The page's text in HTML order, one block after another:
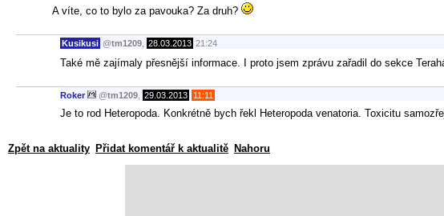
A víte, co to bylo za pavouka? Za druh?
Kusikusi @tm1209 28.03.2013 21:24
Také mě zajímaly přesnější informace. I proto jsem zprávu zařadil do sekce
Roker @tm1209 29.03.2013 11:11
Je to rod Heteropoda. Konkrétně bych řekl Heteropoda venatoria. Toxicitu
Zpět na aktuality Přidat komentář k aktualitě Nahoru